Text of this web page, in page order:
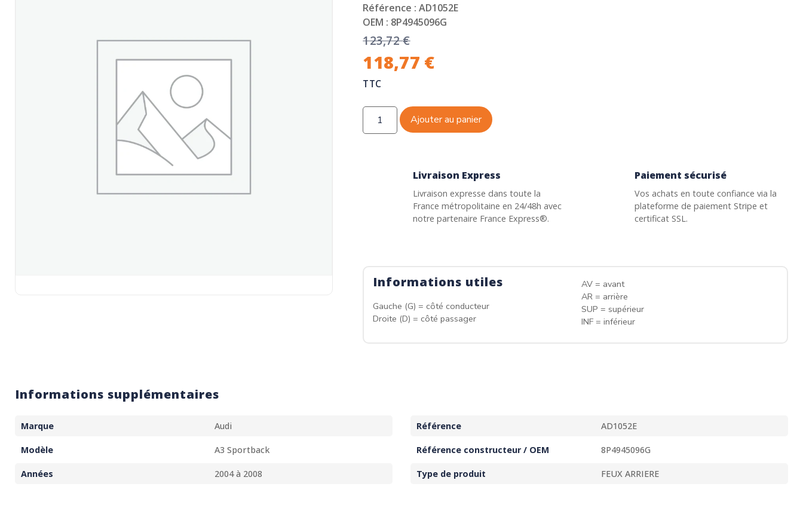
Référence : AD1052E
OEM : 8P4945096G
123,72€
118,77 €
TTC
Ajouter au panier
Livraison Express
Livraison expresse dans toute la
France métropolitaine en 24/48h avec
notre partenaire France Express®.
Paiement sécurisé
Vos achats en toute confiance via la
plateforme de paiement Stripe et
certificat SSL.
Informations utiles
Gauche (G) = côté conducteur
Droite (D) = côté passager
AV = avant
AR = arrière
SUP = supérieur
INF = inférieur
Informations supplémentaires
Marque Audi Référence AD1052E
Modèle A3 Sportback Référence constructeur / OEM 8P4945096G
Années 2004 à 2008 Type de produit FEUX ARRIERE